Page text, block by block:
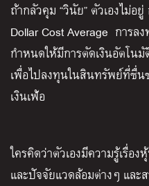
ถ้ากลัวคุม “วินัย” ตัวเองไม่อ
Dollar Cost Average การล
กำหนดให้มีการตัดเงินอัตโน
เพื่อไปลงทุนในสินทรัพย์ที่ชื่
เงินเฟ้อ
ใครคิดว่าตัวเองมีความรู้เรื่อ
และปัจจัยแวดล้อมต่างๆ และ